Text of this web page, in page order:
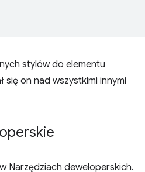
stylów do elementu
się on nad wszystkimi innymi
Narzędziach deweloperskich.